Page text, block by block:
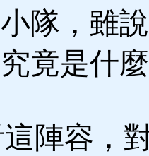
隊，雖
竟是什
陣容，